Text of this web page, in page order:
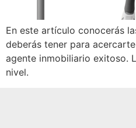
En este artículo conocerás
deberás tener para
agente inmobiliario exitoso.
nivel.